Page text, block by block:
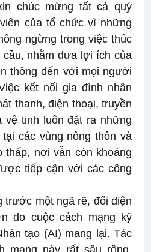
chúc mừng tất cả quý
của tổ chức vì những
ngừng trong việc thúc
nhằm đưa lợi ích của
thông đến với mọi người
kết nối gia đình nhân
thanh, điện thoại, truyền
vệ tinh luôn đặt ra những
các vùng nông thôn và
thấp, nơi vẫn còn khoảng
tiếp cận với các công
trước một ngã rẽ, đối diện
do cuộc cách mạng kỹ
tạo (AI) mang lại. Tác
mạng này rất sâu rộng,